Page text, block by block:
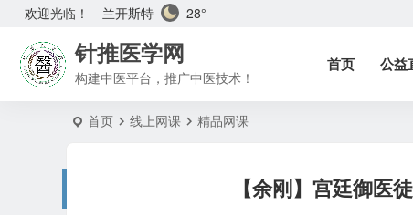
欢迎光临！ 兰开斯特 28°
针推医学网
构建中医平台，推广中医技术！
首页 公益
首页 线上网课 精品网课
【余刚】宫廷御医